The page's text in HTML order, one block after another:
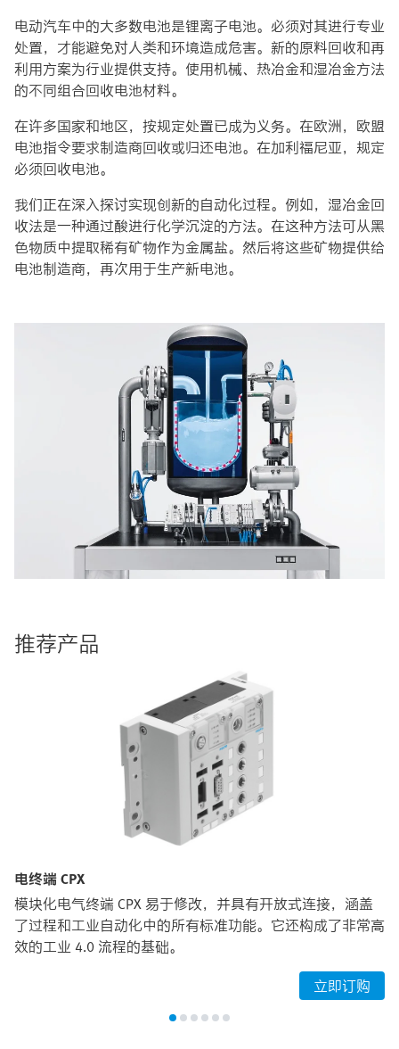
电动汽车中的大多数电池是锂离子电池。必须对其进行专业
处置，才能避免对人类和环境造成危害。新的原料回收和再
利用方案为行业提供支持。使用机械、热冶金和湿冶金方法
的不同组合回收电池材料。
在许多国家和地区，按规定处置已成为义务。在欧洲，欧盟
电池指令要求制造商回收或归还电池。在加利福尼亚，规定
必须回收电池。
我们正在深入探讨实现创新的自动化过程。例如，湿冶金回
收法是一种通过酸进行化学沉淀的方法。在这种方法可从黑
色物质中提取稀有矿物作为金属盐。然后将这些矿物提供给
电池制造商，再次用于生产新电池。
推荐产品
电终端 CPX
模块化电气终端 CPX 易于修改，并具有开放式连接，涵盖
了过程和工业自动化中的所有标准功能。它还构成了非常高
效的工业 4.0 流程的基础。
立即订购